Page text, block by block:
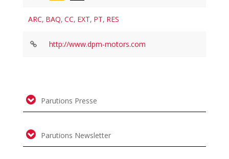
ARC, BAQ, CC, EXT, PT, RES
http://www.dpm-motors.com
Parutions Presse
Parutions Newsletter